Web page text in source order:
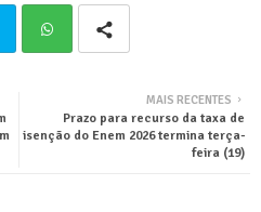
MAIS RECENTES
Prazo para recurso da taxa de
isenção do Enem 2026 termina terça-
feira (19)